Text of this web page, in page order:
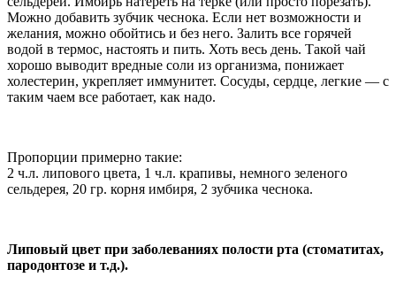
Можно добавить зубчик чеснока. Если нет возможности и
желания, можно обойтись и без него. Залить все горячей
водой в термос, настоять и пить. Хоть весь день. Такой чай
хорошо выводит вредные соли из организма, понижает
холестерин, укрепляет иммунитет. Сосуды, сердце, легкие — с
таким чаем все работает, как надо.
Пропорции примерно такие:
2 ч.л. липового цвета, 1 ч.л. крапивы, немного зеленого
сельдерея, 20 гр. корня имбиря, 2 зубчика чеснока.
Липовый цвет при заболеваниях полости рта (стоматитах,
пародонтозе и т.д.).